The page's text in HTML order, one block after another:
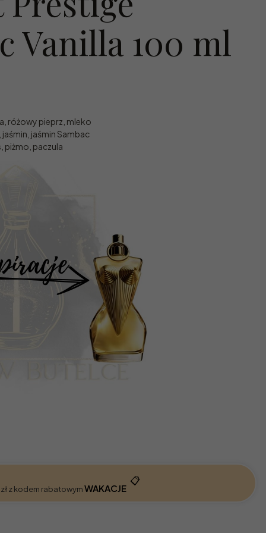
Vanilla 100 ml
różowy pieprz, mleko
jaśmin Sambac
piżmo, paczula
z kodem rabatowymWAKACJE
📋